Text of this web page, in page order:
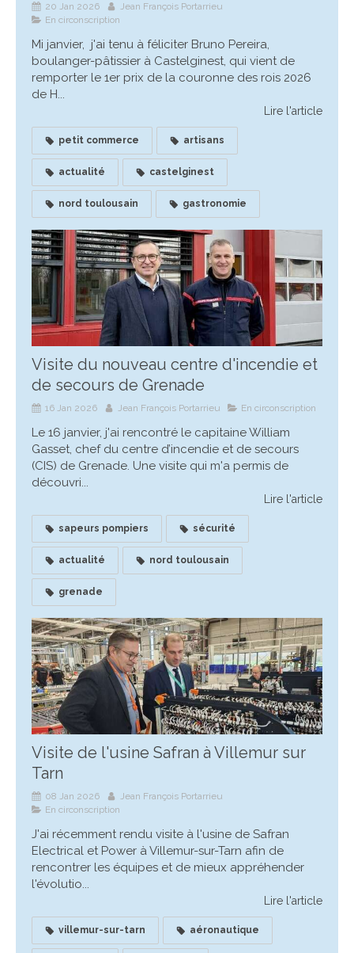
20 Jan 2026
Jean François Portarrieu
En circonscription
Mi janvier, j'ai tenu à féliciter Bruno Pereira,
boulanger-pâtissier à Castelginest, qui vient de
remporter le 1er prix de la couronne des rois 2026
de H...
Lire l'article
petit commerce artisans
actualité castelginest
nord toulousain gastronomie
Visite du nouveau centre d'incendie et
de secours de Grenade
16 Jan 2026 Jean François Portarrieu En circonscription
Le 16 janvier, j'ai rencontré le capitaine William
Gasset, chef du centre d’incendie et de secours
(CIS) de Grenade. Une visite qui m'a permis de
découvri...
Lire l'article
sapeurs pompiers sécurité
actualité nord toulousain
grenade
Visite de l'usine Safran à Villemur sur
Tarn
08 Jan 2026
Jean François Portarrieu
En circonscription
J'ai récemment rendu visite à l'usine de Safran
Electrical et Power à Villemur-sur-Tarn afin de
rencontrer les équipes et de mieux appréhender
l'évolutio...
Lire l'article
villemur-sur-tarn aéronautique